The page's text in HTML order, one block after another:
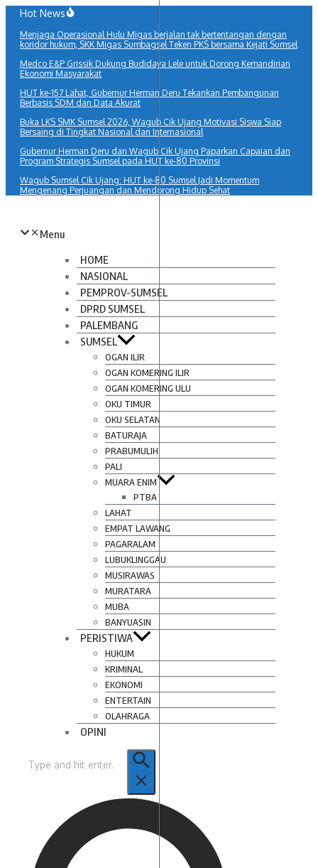
Lewati
konten
Hot News
Menjaga Operasional Hulu Migas berjalan tak bertentangan dengan
koridor hukum, SKK Migas Sumbagsel Teken PKS bersama Kejati Sumsel
Medco E&P Grissik Dukung Budidaya Lele untuk Dorong Kemandirian
Ekonomi Masyarakat
HUT ke-157 Lahat, Gubernur Herman Deru Tekankan Pembangunan
Berbasis SDM dan Data Akurat
Buka LKS SMK Sumsel 2026, Wagub Cik Ujang Motivasi Siswa Siap
Bersaing di Tingkat Nasional dan Internasional
Gubernur Herman Deru dan Wagub Cik Ujang Paparkan Capaian dan
Program Strategis Sumsel pada HUT ke-80 Provinsi
Wagub Sumsel Cik Ujang: HUT ke-80 Sumsel Jadi Momentum
Mengenang Perjuangan dan Mendorong Hidup Sehat
Menu
HOME
NASIONAL
PEMPROV-SUMSEL
DPRD SUMSEL
PALEMBANG
SUMSEL
OGAN ILIR
OGAN KOMERING ILIR
OGAN KOMERING ULU
OKU TIMUR
OKU SELATAN
BATURAJA
PRABUMULIH
PALI
MUARA ENIM
PTBA
LAHAT
EMPAT LAWANG
PAGARALAM
LUBUKLINGGAU
MUSIRAWAS
MURATARA
MUBA
BANYUASIN
PERISTIWA
HUKUM
KRIMINAL
EKONOMI
ENTERTAIN
OLAHRAGA
OPINI
untuk: